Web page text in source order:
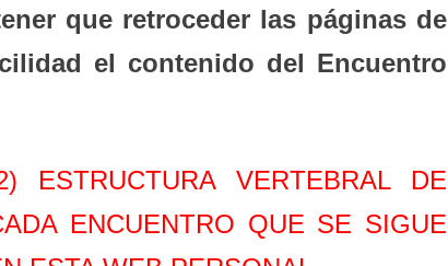
que retroceder las páginas de
el contenido del Encuentro
ESTRUCTURA VERTEBRAL DE
ENCUENTRO QUE SE SIGUE